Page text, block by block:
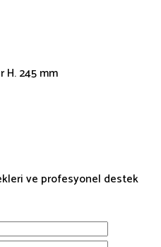
245 mm
ve profesyonel destek